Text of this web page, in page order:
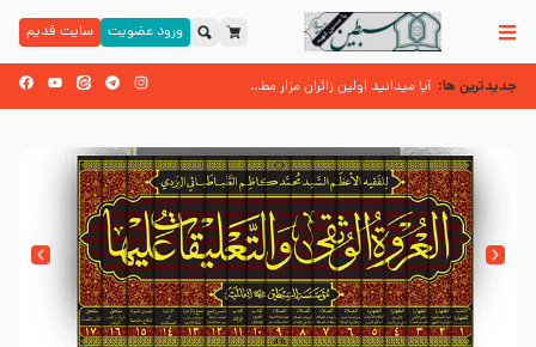
ورود عضویت سایت قدیم
جدیدترین ها: آیا میدانید اولین زائران مزار مطهر امام حسین (علیه السلام) چه کسانی بودند؟
اسنادی کهن دال بر شهرت زیارت اربعین نزد امامیه در قرن ۶ و ۷ هجری زائران اربعین حسینی